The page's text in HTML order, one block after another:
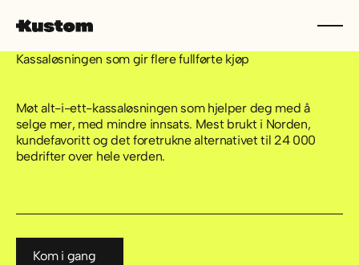
Kassaløsningen som gir flere fullførte kjøp
Møt alt-i-ett-kassaløsningen som hjelper deg med å
selge mer, med mindre innsats. Mest brukt i Norden,
kundefavoritt og det foretrukne alternativet til 24 000
bedrifter over hele verden.
Kom i gang